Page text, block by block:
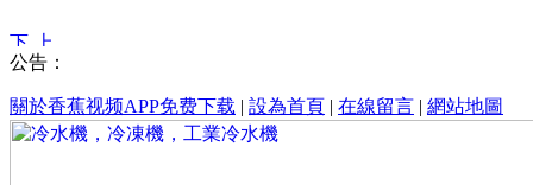
公告：
關於香蕉视频APP免费下载 | 設為首頁 | 在線留言 | 網站地圖